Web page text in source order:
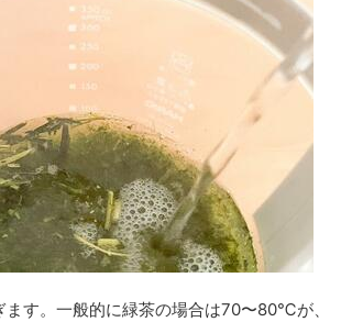
ます。一般的に緑茶の場合は70〜80℃が、